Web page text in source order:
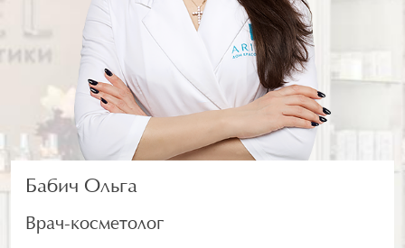
Бабич Ольга
Врач-косметолог